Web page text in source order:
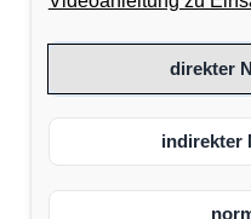
direkter
indirekter